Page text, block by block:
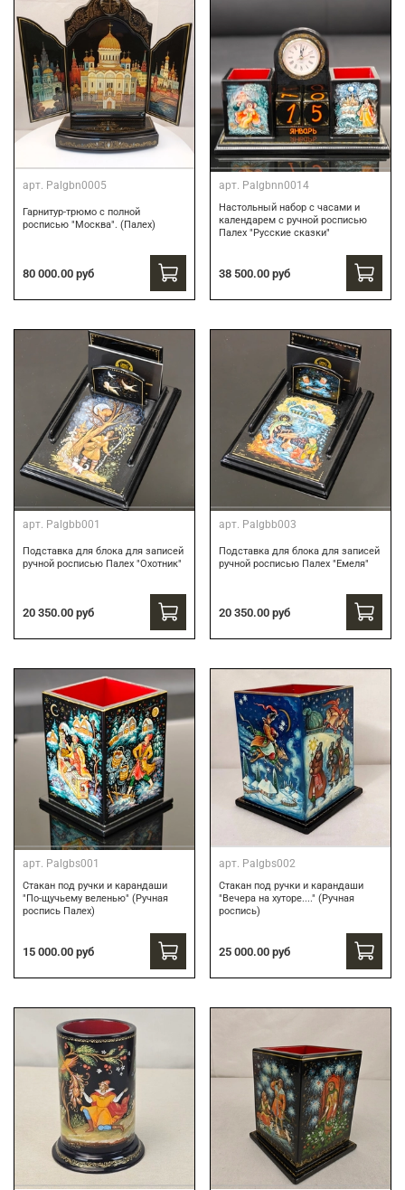
арт. Palgbn0005
Гарнитур-трюмо с полной
росписью "Москва". (Палех)
80 000.00 руб
арт. Palgbnn0014
Настольный набор с часами и
календарем с ручной росписью
Палех "Русские сказки"
38 500.00 руб
арт. Palgbb001
Подставка для блока для записей
ручной росписью Палех "Охотник"
20 350.00 руб
арт. Palgbb003
Подставка для блока для записей
ручной росписью Палех "Емеля"
20 350.00 руб
арт. Palgbs001
Стакан под ручки и карандаши
"По-щучьему веленью" (Ручная
роспись Палех)
15 000.00 руб
арт. Palgbs002
Стакан под ручки и карандаши
"Вечера на хуторе...." (Ручная
роспись)
25 000.00 руб